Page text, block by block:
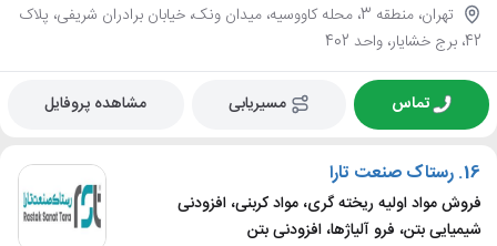
تهران، منطقه 3، محله کاووسیه، میدان ونک، خیابان برادران شریفی، پلاک
42، برج خشایار، واحد 402
تماس مسیریابی مشاهده پروفایل
16. رستاک صنعت تارا
فروش مواد اولیه ریخته گری، مواد کربنی، افزودنی
شیمیایی بتن، فرو آلیاژها، افزودنی بتن